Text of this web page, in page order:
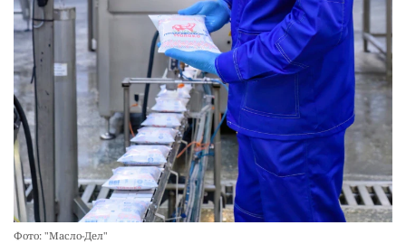
Фото: "Масло-Дел"